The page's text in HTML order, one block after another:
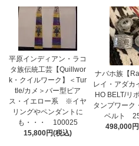
平原インディアン・ラコ
タ族伝統工芸【Quillwor
k・クイルワーク】＜Tur
tle/カメ＞バー型ピア
ス・イエロー系 ※イヤ
リングやペンダントに
も・・・ 100025
15,800円(税込)
ナバホ族【
レイ・アダカ
HO BELT/リ
タンプワーク
ベルト
498,000